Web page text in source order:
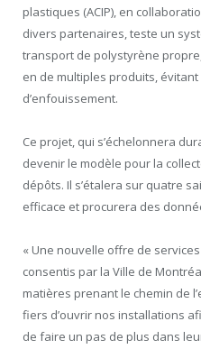
plastiques (ACIP), en
divers partenaires, teste un
transport de polystyrène
en de multiples produits, évitant
d’enfouissement.
Ce projet, qui s’échelonnera
devenir le modèle pour la
dépôts. Il s’étalera sur quatre
efficace et procurera des
« Une nouvelle offre de
consentis par la Ville de
matières prenant le chemin de
fiers d’ouvrir nos installations
de faire un pas de plus dans